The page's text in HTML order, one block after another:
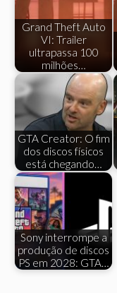
Grand Theft Auto
VI: Trailer
ultrapassa 100
milhões…
GTA Creator: O fim
dos discos físicos
está chegando…
Sony interrompe a
produção de discos
PS em 2028: GTA…